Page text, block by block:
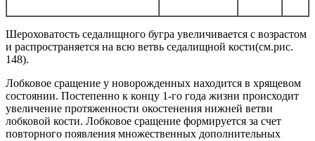
Шероховатость седалищного бугра увеличивается с возрастом
и распространяется на всю ветвь седалищной кости(см.рис.
148).
Лобковое сращение у новорожденных находится в хрящевом
состоянии. Постепенно к концу 1-го года жизни происходит
увеличение протяженности окостенения нижней ветви
лобковой кости. Лобковое сращение формируется за счет
повторного появления множественных дополнительных